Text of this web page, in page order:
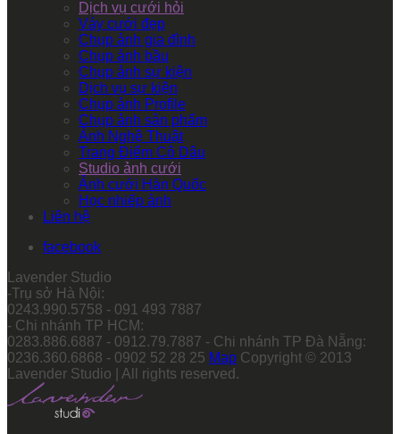
Dịch vụ cưới hỏi
Váy cưới đẹp
Chụp ảnh gia đình
Chụp ảnh bầu
Chụp ảnh sự kiện
Dịch vụ sự kiện
Chụp ảnh Profile
Chụp ảnh sản phẩm
Ảnh Nghệ Thuật
Trang Điểm Cô Dâu
Studio ảnh cưới
Ảnh cưới Hàn Quốc
Học nhiếp ảnh
Liên hệ
facebook
Lavender Studio
-Trụ sở Hà Nội:
0243.990.5758 - 091 493 7887
- Chi nhánh TP HCM:
0283.886.6887 - 0912.79.7887 - Chi nhánh TP Đà Nẵng:
0236.360.6868 - 0902 52 28 25 Map Copyright © 2013
Lavender Studio | All rights reserved.